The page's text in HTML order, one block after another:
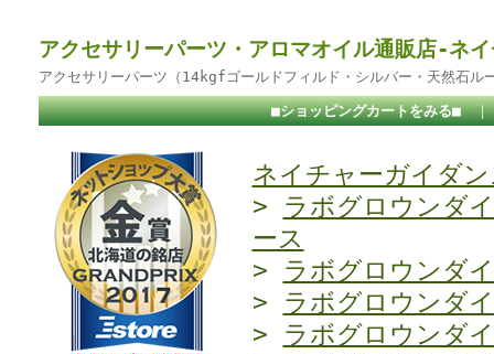
アクセサリーパーツ・アロマオイル通販店-ネ
アクセサリーパーツ（14kgfゴールドフィルド・シルバー・天然石ル
■ショッピングカートをみる■
ネイチャーガイダン
> ラボグロウンダ
ース
> ラボグロウンダ
> ラボグロウンダ
> ラボグロウンダ